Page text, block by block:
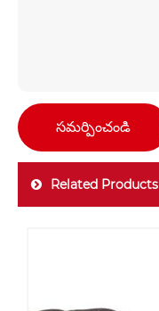
సమర్పించండి
Related Products